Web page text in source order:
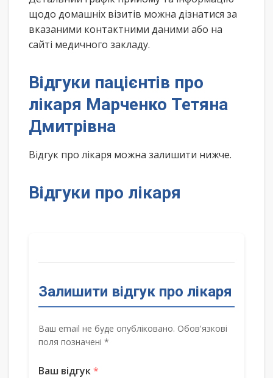
щодо домашніх візитів можна дізнатися за
вказаними контактними даними або на
сайті медичного закладу.
Відгуки пацієнтів про
лікаря Марченко Тетяна
Дмитрівна
Відгук про лікаря можна залишити нижче.
Відгуки про лікаря
Залишити відгук про лікаря
Ваш email не буде опубліковано. Обов'язкові
поля позначені *
Ваш відгук*